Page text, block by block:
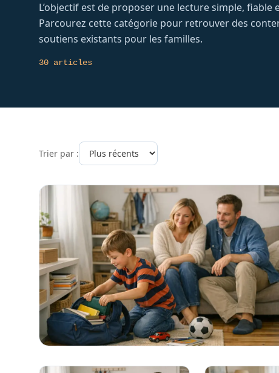
L’objectif est de proposer une lecture simple,
Parcourez cette catégorie pour retrouver des
soutiens existants pour les familles.
30 articles
Trier par :